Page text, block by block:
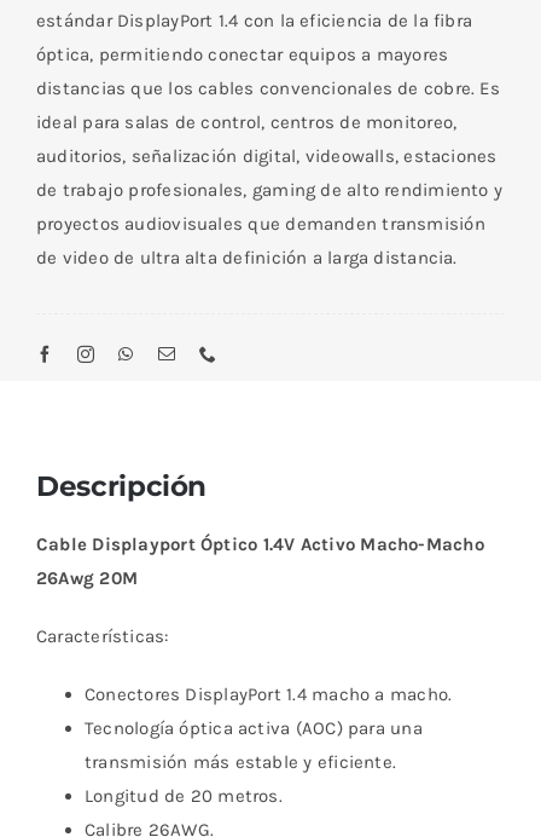
estándar DisplayPort 1.4 con la eficiencia de la fibra
óptica, permitiendo conectar equipos a mayores
distancias que los cables convencionales de cobre. Es
ideal para salas de control, centros de monitoreo,
auditorios, señalización digital, videowalls, estaciones
de trabajo profesionales, gaming de alto rendimiento y
proyectos audiovisuales que demanden transmisión
de video de ultra alta definición a larga distancia.
Descripción
Cable Displayport Óptico 1.4V Activo Macho-Macho
26Awg 20M
Características:
Conectores DisplayPort 1.4 macho a macho.
Tecnología óptica activa (AOC) para una
transmisión más estable y eficiente.
Longitud de 20 metros.
Calibre 26AWG.